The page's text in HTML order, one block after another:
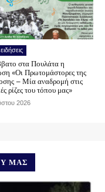
στα Πουλάτα η
«Οι Πρωτομάστορες της
– Μία αναδρομή στις
ρίζες του τόπου μας»
2026
ΜΑΣ